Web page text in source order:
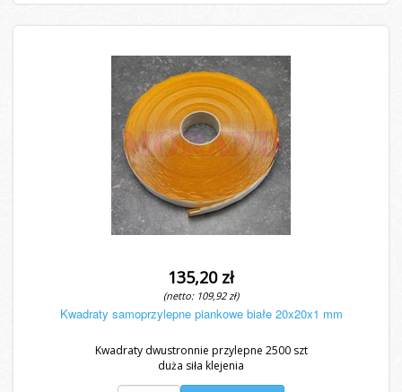
135,20 zł
(netto: 109,92 zł)
Kwadraty samoprzylepne piankowe białe 20x20x1 mm
Kwadraty dwustronnie przylepne 2500 szt
duża siła klejenia